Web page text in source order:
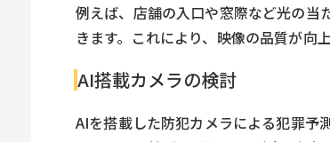
例えば、店舗の入口や窓際など光の当
きます。これにより、映像の品質が向
AI搭載カメラの検討
AIを搭載した防犯カメラによる犯罪予